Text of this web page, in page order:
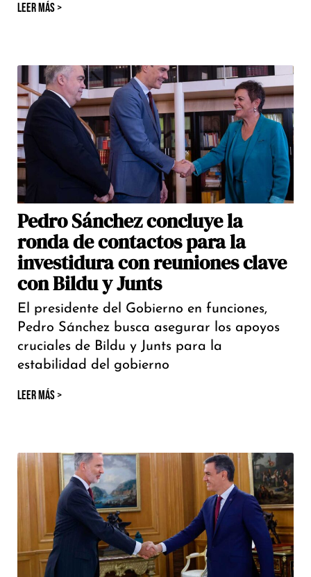
LEER MÁS >
Pedro Sánchez concluye la
ronda de contactos para la
investidura con reuniones clave
con Bildu y Junts
El presidente del Gobierno en funciones,
Pedro Sánchez busca asegurar los apoyos
cruciales de Bildu y Junts para la
estabilidad del gobierno
LEER MÁS >